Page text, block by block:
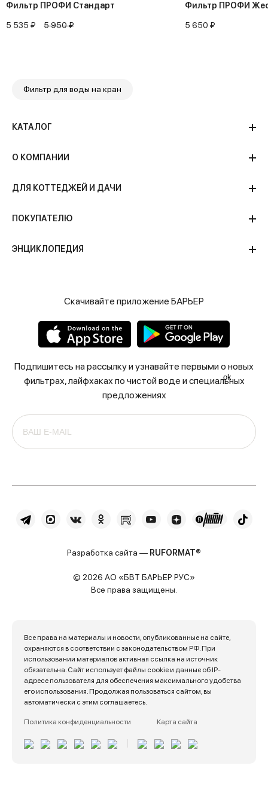
Фильтр ПРОФИ Стандарт
5 535 ₽ 5 950 ₽
Фильтр ПРОФИ
5 650 ₽
Фильтр для воды на кран
КАТАЛОГ
О КОМПАНИИ
ДЛЯ КОТТЕДЖЕЙ И ДАЧИ
ПОКУПАТЕЛЮ
ЭНЦИКЛОПЕДИЯ
Скачивайте приложение БАРЬЕР
Подпишитесь на рассылку и узнавайте первыми о новых
фильтрах, лайфхаках по чистой воде и специальных
предложениях
ok
Разработка сайта — RUFORMAT®
© 2026 АО «БВТ БАРЬЕР РУС»
Все права защищены.
Все права на материалы и новости, опубликованные на сайте,
охраняются в соответствии с законодательством РФ. При
использовании материалов активная ссылка на источник
обязательна. Сайт использует файлы cookie и данные об IP-
адресе пользователя для обеспечения максимального удобства
его использования. Продолжая пользоваться сайтом, вы
автоматически с этим соглашаетесь.
Политика конфиденциальности Карта сайта